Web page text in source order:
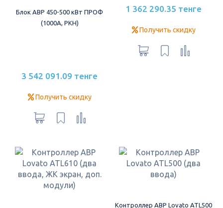
Блок АВР 450-500 кВт ПРОФ
(1000А, РКН)
3 542 091.09 тенге
Получить скидку
1 362 290.35 тенге
Получить скидку
Контроллер АВР Lovato ATL500